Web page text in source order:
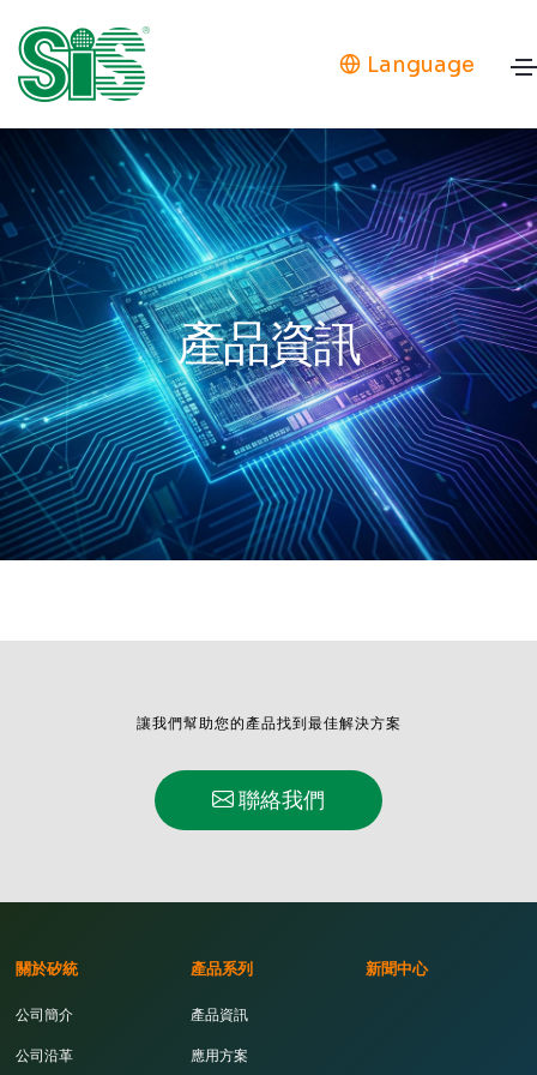
Language
產品資訊
讓我們幫助您的產品找到最佳解決方案
聯絡我們
關於矽統
公司簡介
公司沿革
產品系列
產品資訊
應用方案
新聞中心